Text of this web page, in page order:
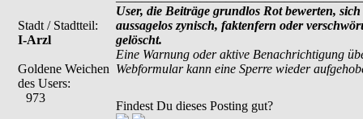
Stadt / Stadtteil:
I-Arzl
Goldene Weichen
des Users:
973
User, die Beiträge grundlos Rot bewerten,
aussagelos zynisch, faktenfern oder
gelöscht.
Eine Warnung oder aktive Benachrichtigung
Webformular kann eine Sperre wieder
Findest Du dieses Posting gut?